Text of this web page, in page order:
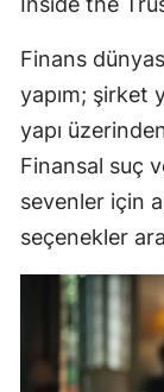
Finans
yapım; şirket
yapı
Finansal suç
sevenler için
seçenekler